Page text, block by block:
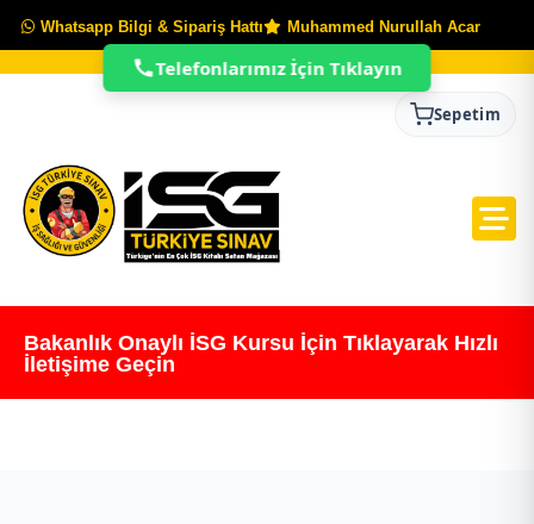
Whatsapp Bilgi & Sipariş Hattı Muhammed Nurullah Acar
Sepetim
Bakanlık Onaylı İSG Kursu İçin Tıklayarak Hızlı
İletişime Geçin
Telefonlarımız İçin Tıklayın